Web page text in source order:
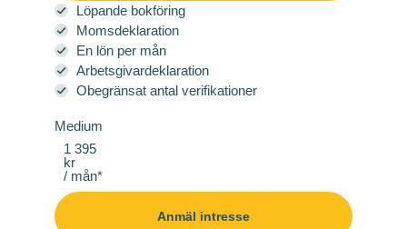
Löpande bokföring
Momsdeklaration
En lön per mån
Arbetsgivardeklaration
Obegränsat antal verifikationer
Medium
1 395
kr
/ mån*
Anmäl intresse